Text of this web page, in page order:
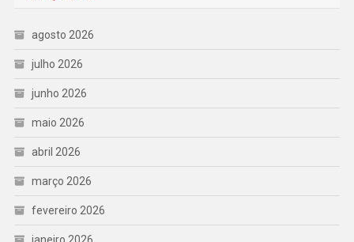
agosto 2026
julho 2026
junho 2026
maio 2026
abril 2026
março 2026
fevereiro 2026
janeiro 2026